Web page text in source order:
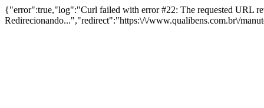
{"error":true,"log":"Curl failed with error #22: The requested URL
Redirecionando...","redirect":"https:\/\/www.qualibens.com.br\/